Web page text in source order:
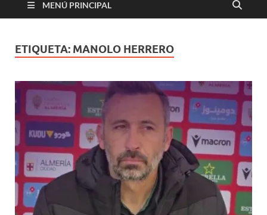
MENÚ PRINCIPAL
ETIQUETA: MANOLO HERRERO